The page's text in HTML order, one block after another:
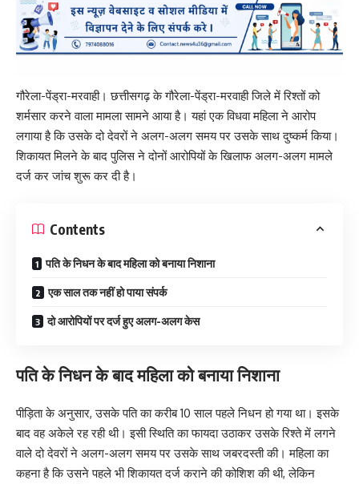
गौरेला-पेंड्रा-मरवाही। छत्तीसगढ़ के गौरेला-पेंड्रा-मरवाही जिले में रिश्तों को
शर्मसार करने वाला मामला सामने आया है। यहां एक विधवा महिला ने आरोप
लगाया है कि उसके दो देवरों ने अलग-अलग समय पर उसके साथ दुष्कर्म किया।
शिकायत मिलने के बाद पुलिस ने दोनों आरोपियों के खिलाफ अलग-अलग मामले
दर्ज कर जांच शुरू कर दी है।
Contents
पति के निधन के बाद महिला को बनाया निशाना
एक साल तक नहीं हो पाया संपर्क
दो आरोपियों पर दर्ज हुए अलग-अलग केस
पति के निधन के बाद महिला को बनाया निशाना
पीड़िता के अनुसार, उसके पति का करीब 10 साल पहले निधन हो गया था। इसके
बाद वह अकेले रह रही थी। इसी स्थिति का फायदा उठाकर उसके रिश्ते में लगने
वाले दो देवरों ने अलग-अलग समय पर उसके साथ जबरदस्ती की। महिला का
कहना है कि उसने पहले भी शिकायत दर्ज कराने की कोशिश की थी, लेकिन